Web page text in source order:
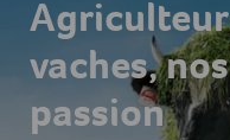
vaches,
passion